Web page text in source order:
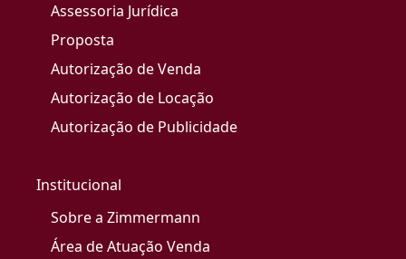
Assessoria Jurídica
Proposta
Autorização de Venda
Autorização de Locação
Autorização de Publicidade
Institucional
Sobre a Zimmermann
Área de Atuação Venda